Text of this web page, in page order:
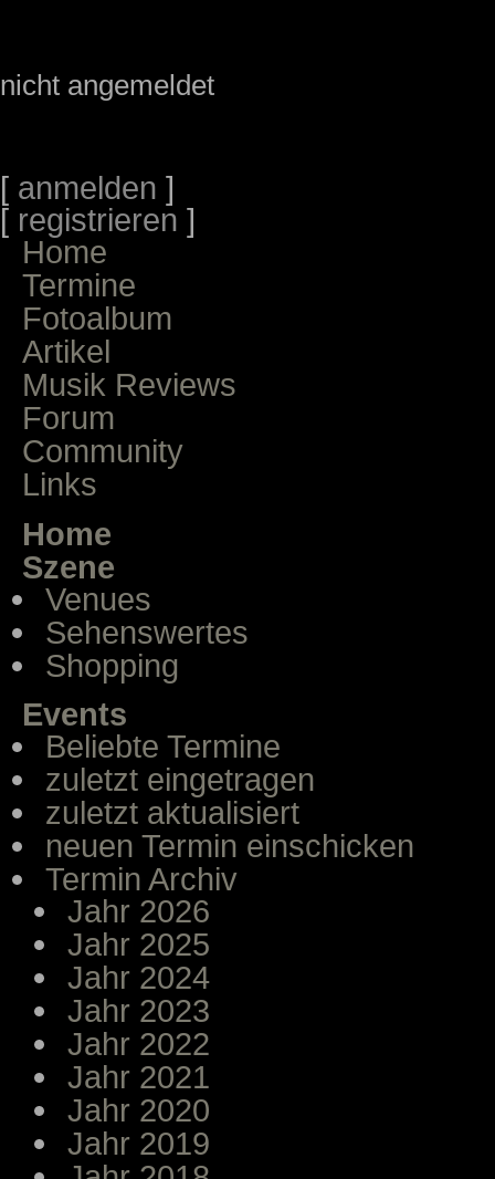
nicht angemeldet
[ anmelden ]
[ registrieren ]
Home
Termine
Fotoalbum
Artikel
Musik Reviews
Forum
Community
Links
Home
Szene
Venues
Sehenswertes
Shopping
Events
Beliebte Termine
zuletzt eingetragen
zuletzt aktualisiert
neuen Termin einschicken
Termin Archiv
Jahr 2026
Jahr 2025
Jahr 2024
Jahr 2023
Jahr 2022
Jahr 2021
Jahr 2020
Jahr 2019